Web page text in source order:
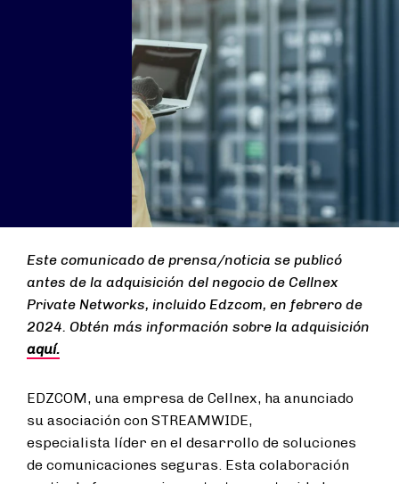
Este comunicado de prensa/noticia se publicó
antes de la adquisición del negocio de Cellnex
Private Networks, incluido Edzcom, en febrero de
2024. Obtén más información sobre la adquisición
aquí.
EDZCOM, una empresa de Cellnex, ha anunciado
su asociación con STREAMWIDE,
especialista líder en el desarrollo de soluciones
de comunicaciones seguras. Esta colaboración